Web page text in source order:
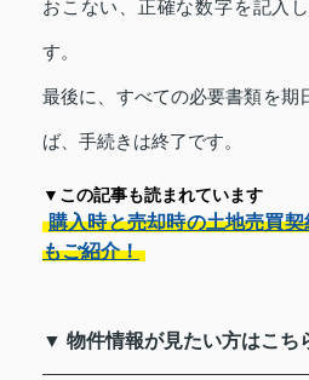
おこない、正確な数字を記入
す。
最後に、すべての必要書類を期
ば、手続きは終了です。
▼この記事も読まれています
購入時と売却時の土地売買
もご紹介！
▼ 物件情報が見たい方はこち